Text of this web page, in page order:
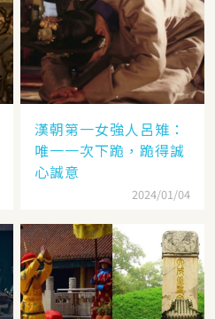
漢朝第一女強人呂雉：
唯一一次下跪，跪得誠
心誠意
2024/01/04